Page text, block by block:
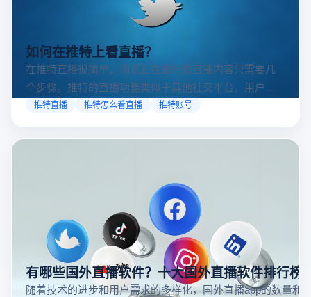
如何在推特上看直播？
在推特直播很简单，浏览正在进行的直播内容只需要几
个步骤。推特的直播功能类似于其他社交平台，用户可
以通过关注自己喜欢的账号、浏览话题标签或查看实时
可以随时随地参与实时互动，无论是关注新闻事件、休
推特直播 推特怎么看直播 推特账号
有哪些国外直播软件？十大国外直播软件排行榜
随着技术的进步和用户需求的多样化，国外直播app的数量和